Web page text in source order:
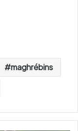
maghrébins